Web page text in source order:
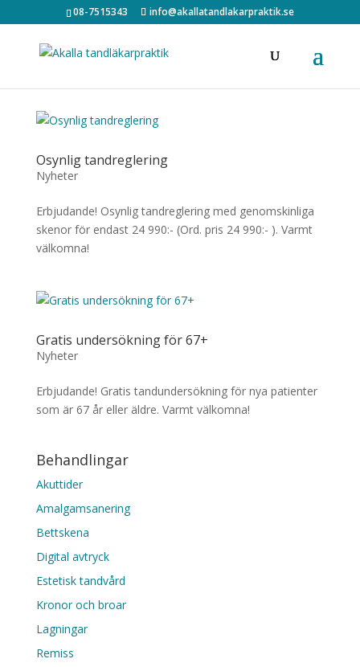
08-7515343 info@akallatandlakarpraktik.se
Osynlig tandreglering
Nyheter
Erbjudande! Osynlig tandreglering med genomskinliga
skenor för endast 24 990:- (Ord. pris 24 990:- ). Varmt
välkomna!
Gratis undersökning för 67+
Nyheter
Erbjudande! Gratis tandundersökning för nya patienter
som är 67 år eller äldre. Varmt välkomna!
Behandlingar
Akuttider
Amalgamsanering
Bettskena
Digital avtryck
Estetisk tandvård
Kronor och broar
Lagningar
Remiss